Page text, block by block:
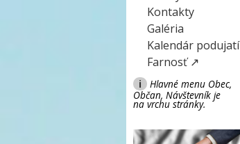
Kontakty
Galéria
Kalendár podujatí
Farnosť ↗
i
Hlavné menu Obec,
Občan, Návštevník je
na vrchu stránky.